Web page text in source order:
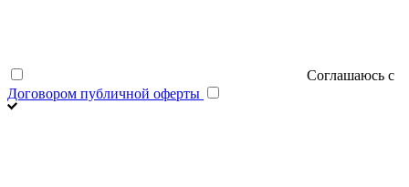
Соглашаюсь с
Договором публичной оферты